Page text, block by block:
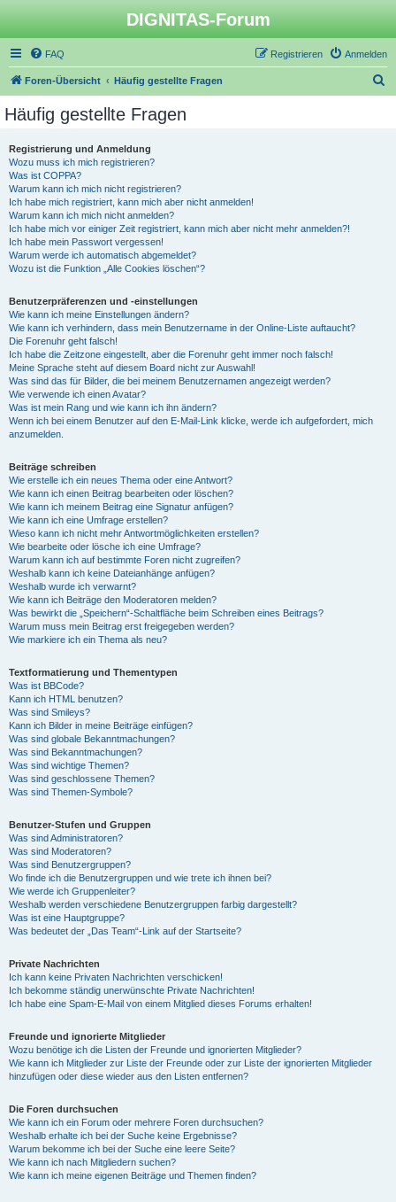
DIGNITAS-Forum
FAQ Anmelden
Registrieren
Foren-Übersicht Häufig gestellte Fragen
Häufig gestellte Fragen
Registrierung und Anmeldung
Wozu muss ich mich registrieren?
Was ist COPPA?
Warum kann ich mich nicht registrieren?
Ich habe mich registriert, kann mich aber nicht anmelden!
Warum kann ich mich nicht anmelden?
Ich habe mich vor einiger Zeit registriert, kann mich aber nicht mehr anmelden?!
Ich habe mein Passwort vergessen!
Warum werde ich automatisch abgemeldet?
Wozu ist die Funktion „Alle Cookies löschen“?
Benutzerpräferenzen und -einstellungen
Wie kann ich meine Einstellungen ändern?
Wie kann ich verhindern, dass mein Benutzername in der Online-Liste auftaucht?
Die Forenuhr geht falsch!
Ich habe die Zeitzone eingestellt, aber die Forenuhr geht immer noch falsch!
Meine Sprache steht auf diesem Board nicht zur Auswahl!
Was sind das für Bilder, die bei meinem Benutzernamen angezeigt werden?
Wie verwende ich einen Avatar?
Was ist mein Rang und wie kann ich ihn ändern?
Wenn ich bei einem Benutzer auf den E-Mail-Link klicke, werde ich aufgefordert, mich
anzumelden.
Beiträge schreiben
Wie erstelle ich ein neues Thema oder eine Antwort?
Wie kann ich einen Beitrag bearbeiten oder löschen?
Wie kann ich meinem Beitrag eine Signatur anfügen?
Wie kann ich eine Umfrage erstellen?
Wieso kann ich nicht mehr Antwortmöglichkeiten erstellen?
Wie bearbeite oder lösche ich eine Umfrage?
Warum kann ich auf bestimmte Foren nicht zugreifen?
Weshalb kann ich keine Dateianhänge anfügen?
Weshalb wurde ich verwarnt?
Wie kann ich Beiträge den Moderatoren melden?
Was bewirkt die „Speichern“-Schaltfläche beim Schreiben eines Beitrags?
Warum muss mein Beitrag erst freigegeben werden?
Wie markiere ich ein Thema als neu?
Textformatierung und Thementypen
Was ist BBCode?
Kann ich HTML benutzen?
Was sind Smileys?
Kann ich Bilder in meine Beiträge einfügen?
Was sind globale Bekanntmachungen?
Was sind Bekanntmachungen?
Was sind wichtige Themen?
Was sind geschlossene Themen?
Was sind Themen-Symbole?
Benutzer-Stufen und Gruppen
Was sind Administratoren?
Was sind Moderatoren?
Was sind Benutzergruppen?
Wo finde ich die Benutzergruppen und wie trete ich ihnen bei?
Wie werde ich Gruppenleiter?
Weshalb werden verschiedene Benutzergruppen farbig dargestellt?
Was ist eine Hauptgruppe?
Was bedeutet der „Das Team“-Link auf der Startseite?
Private Nachrichten
Ich kann keine Privaten Nachrichten verschicken!
Ich bekomme ständig unerwünschte Private Nachrichten!
Ich habe eine Spam-E-Mail von einem Mitglied dieses Forums erhalten!
Freunde und ignorierte Mitglieder
Wozu benötige ich die Listen der Freunde und ignorierten Mitglieder?
Wie kann ich Mitglieder zur Liste der Freunde oder zur Liste der ignorierten Mitglieder
hinzufügen oder diese wieder aus den Listen entfernen?
Die Foren durchsuchen
Wie kann ich ein Forum oder mehrere Foren durchsuchen?
Weshalb erhalte ich bei der Suche keine Ergebnisse?
Warum bekomme ich bei der Suche eine leere Seite?
Wie kann ich nach Mitgliedern suchen?
Wie kann ich meine eigenen Beiträge und Themen finden?